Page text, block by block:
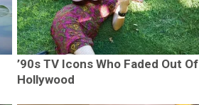
’90s TV Icons Who Faded Out Of
Hollywood